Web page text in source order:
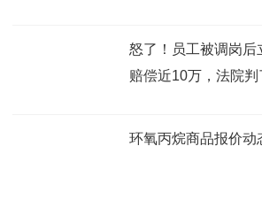
怒了！员工被调岗后
赔偿近10万，法院判
环氧丙烷商品报价动